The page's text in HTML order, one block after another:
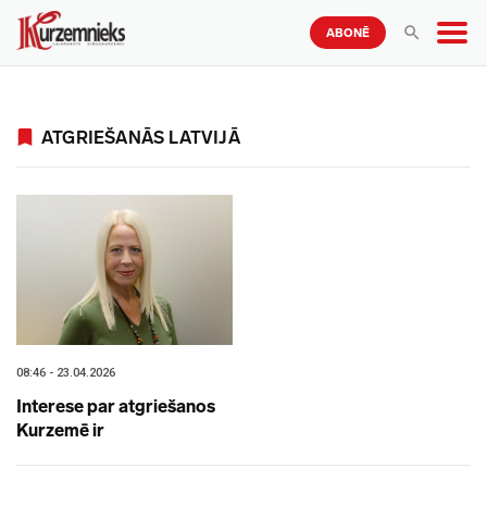
ABONĒ
ATGRIEŠANĀS LATVIJĀ
08:46 - 23.04.2026
Interese par atgriešanos
Kurzemē ir